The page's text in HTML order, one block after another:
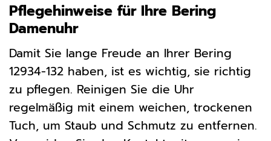
Pflegehinweise für Ihre Bering
Damenuhr
Damit Sie lange Freude an Ihrer Bering
12934-132 haben, ist es wichtig, sie richtig
zu pflegen. Reinigen Sie die Uhr
regelmäßig mit einem weichen, trockenen
Tuch, um Staub und Schmutz zu entfernen.